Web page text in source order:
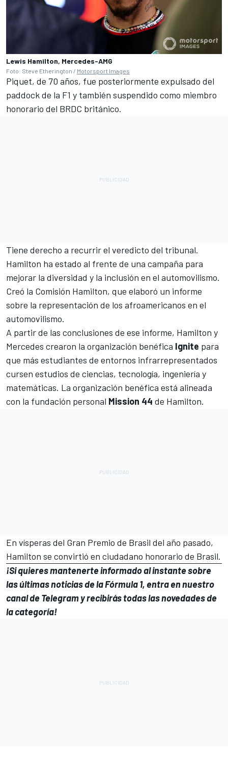
Lewis Hamilton, Mercedes-AMG
Foto: Steve Etherington / Motorsport Images
Piquet, de 70 años, fue posteriormente expulsado del
paddock de la F1 y también suspendido como miembro
honorario del BRDC británico.
Tiene derecho a recurrir el veredicto del tribunal.
Hamilton ha estado al frente de una campaña para
mejorar la diversidad y la inclusión en el automovilismo.
Creó la Comisión Hamilton, que elaboró un informe
sobre la representación de los afroamericanos en el
automovilismo.
A partir de las conclusiones de ese informe, Hamilton y
Mercedes crearon la organización benéfica Ignite para
que más estudiantes de entornos infrarrepresentados
cursen estudios de ciencias, tecnología, ingeniería y
matemáticas. La organización benéfica está alineada
con la fundación personal Mission 44 de Hamilton.
En vísperas del Gran Premio de Brasil del año pasado,
Hamilton se convirtió en ciudadano honorario de Brasil.
¡Si quieres mantenerte informado al instante sobre
las últimas noticias de la Fórmula 1, entra ennuestro
canal de Telegramy recibirás todas las novedades de
la categoría!